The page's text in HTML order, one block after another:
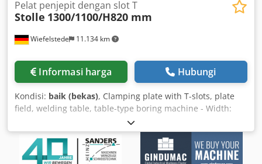
Wiefelstede 11.134 km
Pelat penjepit dengan slot T
Stolle 1300/1100/H820 mm
Informasi harga Hubungi
Kondisi: baik (bekas), Clamping plate with T-slots, plate
field, welding table, table-type boring machine - Width:
1100 mm Crodpsb A Nv Djfx Afhsf - Length: 1300 mm -
Height: 200/100 mm - Working height: 820 mm - with
supporting ribs - Slot width: 24 mm - Weight: approx. 1000
kg